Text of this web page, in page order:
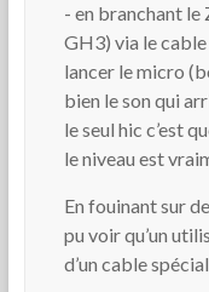
- en branchant le
GH3) via le
lancer le micro
bien le son qui
le seul hic c’est
le niveau est
En fouinant sur
pu voir qu’un
d’un cable